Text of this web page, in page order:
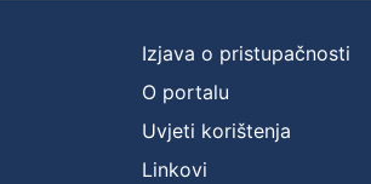
Izjava o pristupačnosti
O portalu
Uvjeti korištenja
Linkovi